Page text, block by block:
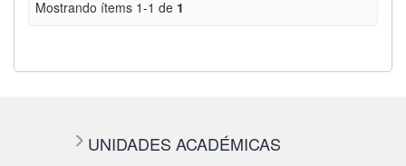
Mostrando ítems 1-1 de 1
UNIDADES ACADÉMICAS